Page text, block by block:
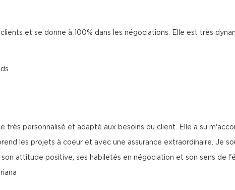
et se donne à 100% dans les négociations. Elle est très
très personnalisé et adapté aux besoins du client. Elle a su
les projets à coeur et avec une assurance extraordinaire. Je
attitude positive, ses habiletés en négociation et son sens de